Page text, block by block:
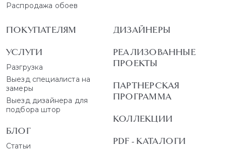
Распродажа обоев
ПОКУПАТЕЛЯМ
УСЛУГИ
Разгрузка
Выезд специалиста на
замеры
Выезд дизайнера для
подбора штор
БЛОГ
Статьи
ДИЗАЙНЕРЫ
РЕАЛИЗОВАННЫЕ
ПРОЕКТЫ
ПАРТНЕРСКАЯ
ПРОГРАММА
КОЛЛЕКЦИИ
PDF - КАТАЛОГИ